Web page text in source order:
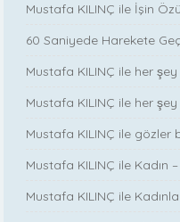
Mustafa KILINÇ ile İşin
60 Saniyede Harekete
Mustafa KILINÇ ile her
Mustafa KILINÇ ile her
Mustafa KILINÇ ile gözler
Mustafa KILINÇ ile Kadın
Mustafa KILINÇ ile